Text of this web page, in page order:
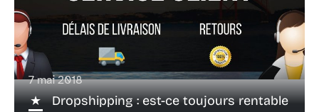
7 mai 2018
Dropshipping : est-ce toujours rentable